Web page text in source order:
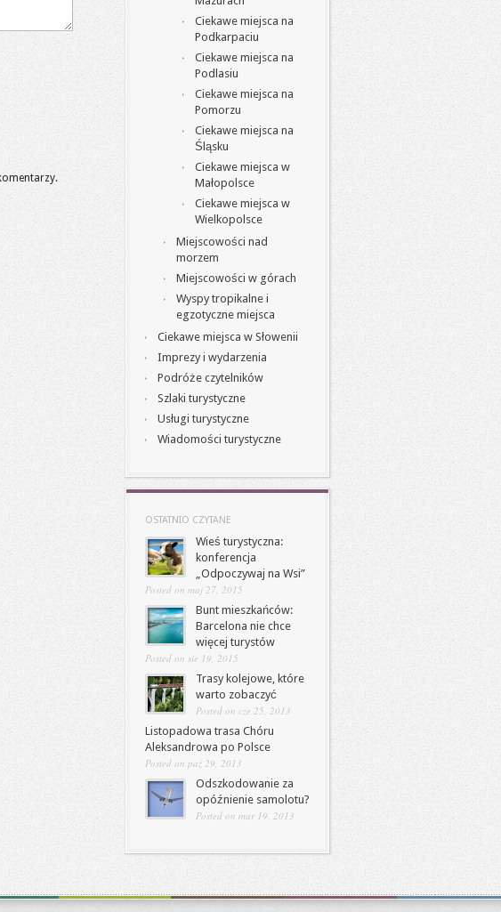
Ciekawe miejsca na
Podkarpaciu
Ciekawe miejsca na
Podlasiu
Ciekawe miejsca na
Pomorzu
Ciekawe miejsca na
Śląsku
Ciekawe miejsca w
Małopolsce
Ciekawe miejsca w
Wielkopolsce
Miejscowości nad
morzem
Miejscowości w górach
Wyspy tropikalne i
egzotyczne miejsca
Ciekawe miejsca w Słowenii
Imprezy i wydarzenia
Podróże czytelników
Szlaki turystyczne
Usługi turystyczne
Wiadomości turystyczne
OSTATNIO CZYTANE
Wieś turystyczna:
konferencja
„Odpoczywaj na Wsi”
Posted on maj 27, 2015
Bunt mieszkańców:
Barcelona nie chce
więcej turystów
Posted on sie 19, 2015
Trasy kolejowe, które
warto zobaczyć
Posted on cze 25, 2013
Listopadowa trasa Chóru
Aleksandrowa po Polsce
Posted on paź 29, 2013
Odszkodowanie za
opóźnienie samolotu?
Posted on mar 19, 2013